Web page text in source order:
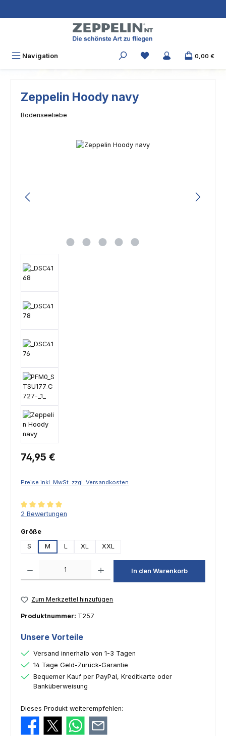
Navigation 0,00 €
Zeppelin Hoody navy
Bodenseeliebe
Bildergalerie überspringen
Regulärer Preis:
74,95 €
Preise inkl. MwSt. zzgl. Versandkosten
Durchschnittliche Bewertung von 5 von 5 Sternen
2 Bewertungen
Größeauswählen
S
M L XL XXL
In den Warenkorb
Zum Merkzettel hinzufügen
Produktnummer: T257
Unsere Vorteile
Versand innerhalb von 1-3 Tagen
14 Tage Geld-Zurück-Garantie
Bequemer Kauf per PayPal, Kreditkarte oder
Banküberweisung
Dieses Produkt weiterempfehlen: